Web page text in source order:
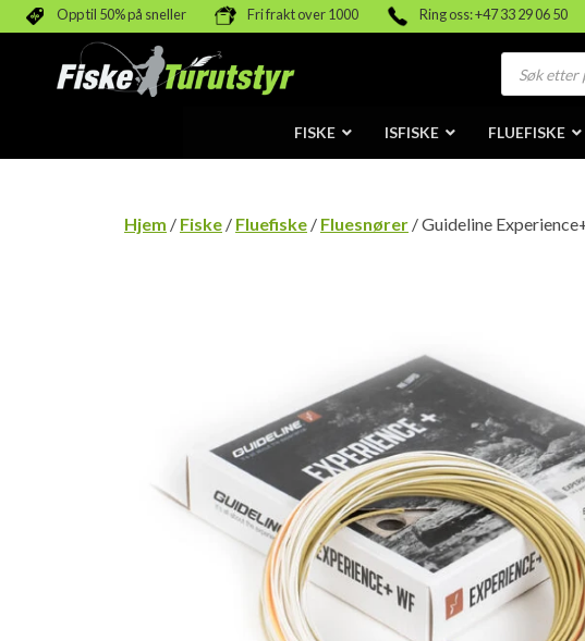
Opp til 50% på sneller Fri frakt over 1000 Ring oss: +47 33 29 06 50
Products
search
FISKE ISFISKE FLUEFISKE
Hjem / Fiske / Fluefiske / Fluesnører / Guideline